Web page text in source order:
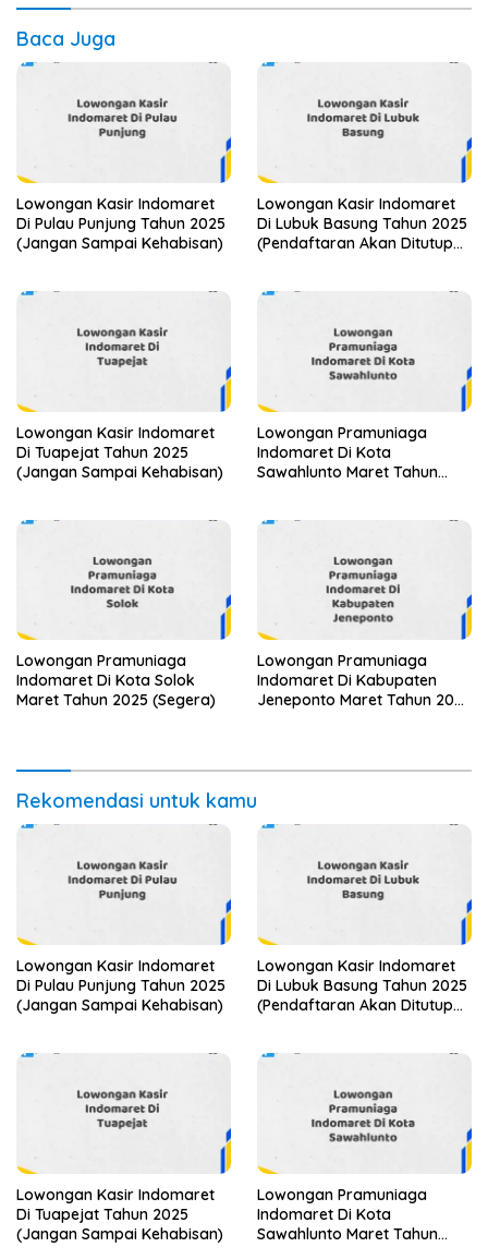
Baca Juga
Lowongan Kasir Indomaret
Di Pulau Punjung Tahun 2025
(Jangan Sampai Kehabisan)
Lowongan Kasir Indomaret
Di Lubuk Basung Tahun 2025
(Pendaftaran Akan Ditutup
Lowongan Kasir Indomaret
Di Tuapejat Tahun 2025
(Jangan Sampai Kehabisan)
Lowongan Pramuniaga
Indomaret Di Kota
Sawahlunto Maret Tahun
Lowongan Pramuniaga
Indomaret Di Kota Solok
Maret Tahun 2025 (Segera)
Lowongan Pramuniaga
Indomaret Di Kabupaten
Jeneponto Maret Tahun 2025
Rekomendasi untuk kamu
Lowongan Kasir Indomaret
Di Pulau Punjung Tahun 2025
(Jangan Sampai Kehabisan)
Lowongan Kasir Indomaret
Di Lubuk Basung Tahun 2025
(Pendaftaran Akan Ditutup
Lowongan Kasir Indomaret
Di Tuapejat Tahun 2025
(Jangan Sampai Kehabisan)
Lowongan Pramuniaga
Indomaret Di Kota
Sawahlunto Maret Tahun